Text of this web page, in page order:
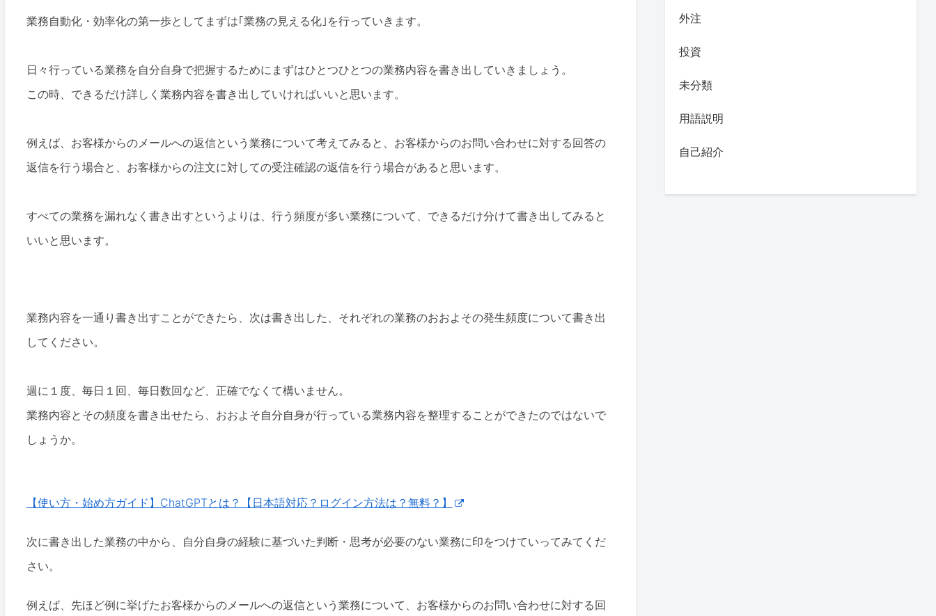
業務自動化・効率化の第一歩としてまずは｢業務の見える化｣を行っていきます。
日々行っている業務を自分自身で把握するためにまずはひとつひとつの業務内容を書き出していきましょう。
この時、できるだけ詳しく業務内容を書き出していければいいと思います。
例えば、お客様からのメールへの返信という業務について考えてみると、お客様からのお問い合わせに対する回答の
返信を行う場合と、お客様からの注文に対しての受注確認の返信を行う場合があると思います。
すべての業務を漏れなく書き出すというよりは、行う頻度が多い業務について、できるだけ分けて書き出してみると
いいと思います。
業務内容を一通り書き出すことができたら、次は書き出した、それぞれの業務のおおよその発生頻度について書き出
してください。
週に１度、毎日１回、毎日数回など、正確でなくて構いません。
業務内容とその頻度を書き出せたら、おおよそ自分自身が行っている業務内容を整理することができたのではないで
しょうか。
【使い方・始め方ガイド】ChatGPTとは？【日本語対応？ログイン方法は？無料？】
次に書き出した業務の中から、自分自身の経験に基づいた判断・思考が必要のない業務に印をつけていってみてくだ
さい。
例えば、先ほど例に挙げたお客様からのメールへの返信という業務について、お客様からのお問い合わせに対する回
外注
投資
未分類
用語説明
自己紹介